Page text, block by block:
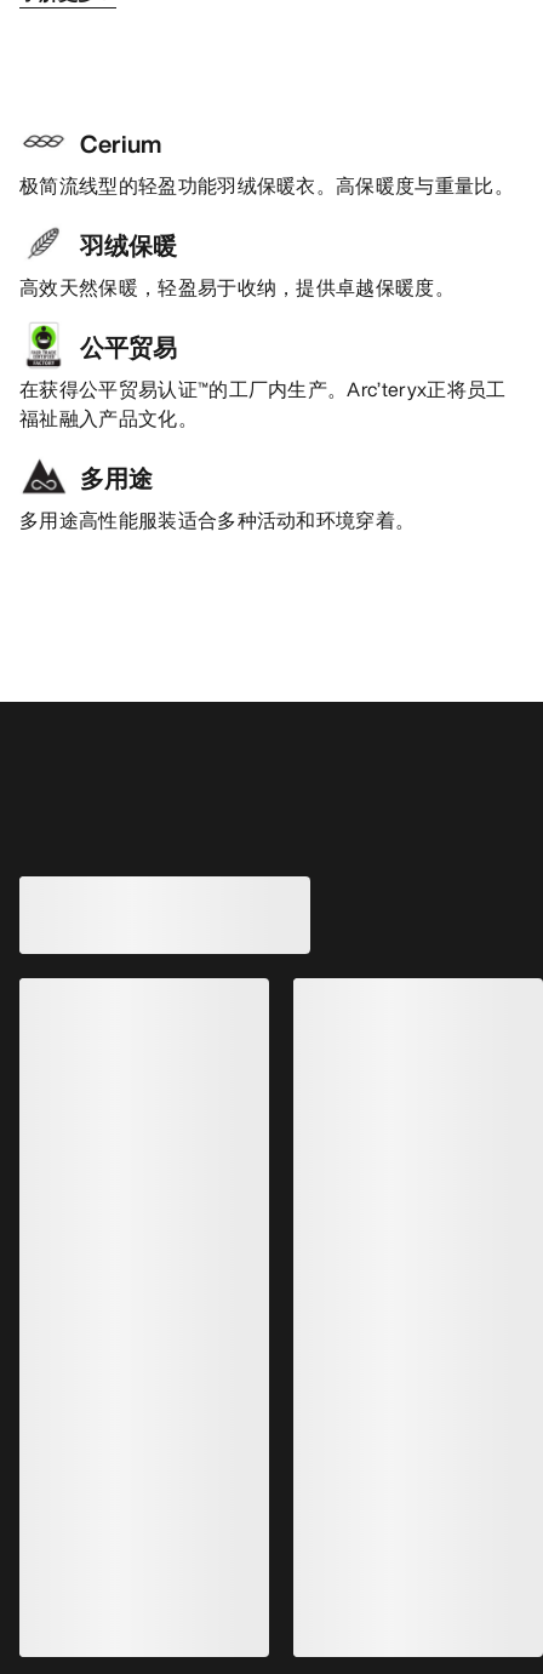
Cerium
极简流线型的轻盈功能羽绒保暖衣。高保暖度与重量比。
羽绒保暖
高效天然保暖，轻盈易于收纳，提供卓越保暖度。
公平贸易
在获得公平贸易认证™的工厂内生产。Arc’teryx正将员工
福祉融入产品文化。
多用途
多用途高性能服装适合多种活动和环境穿着。